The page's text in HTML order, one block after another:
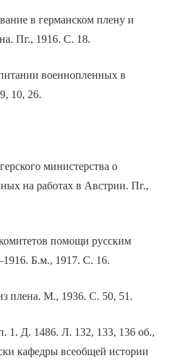
в германском плену и
Пг., 1916. С. 18.
военнопленных в
10, 26.
министерства о
на работах в Австрии. Пг.,
помощи русским
Б.м., 1917. С. 16.
плена. М., 1936. С. 50, 51.
Д. 1486. Л. 132, 133, 136 об.,
кафедры всеобщей истории